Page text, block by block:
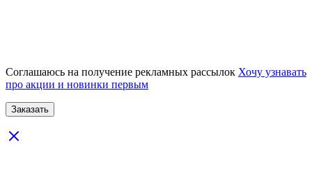
Соглашаюсь на получение рекламных рассылок Хочу узнавать
про акции и новинки первым